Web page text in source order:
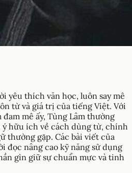
yêu thích văn học, luôn say mê
từ và giá trị của tiếng Việt. Với
mê ấy, Tùng Lâm thường
hữu ích về cách dùng từ, chính
thường gặp. Các bài viết của
đọc nâng cao kỹ năng sử dụng
gìn giữ sự chuẩn mực và tinh